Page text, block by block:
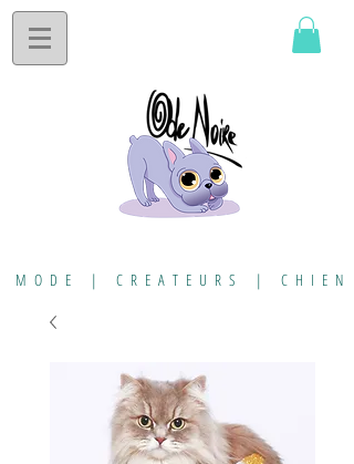
MODE | CREATEURS | CHIEN